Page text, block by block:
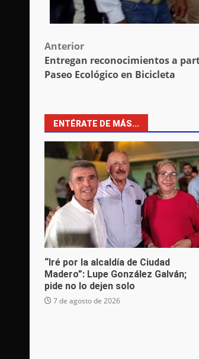
Post
navigation
Anterior
Entregan reconocimientos a
Paseo Ecológico en Bicicleta
ENTÉRATE DE MÁS...
“Iré por la alcaldía de Ciudad
Madero”: Lupe González Galván;
pide no lo dejen solo
7 de agosto de 2026